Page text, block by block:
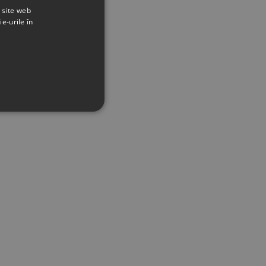
web
urile în